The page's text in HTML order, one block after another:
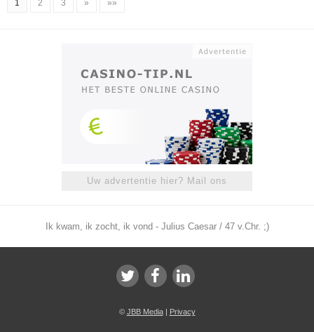
1 2 3 » »»
Uw advertentie hier? Mail ons
Ik kwam, ik zocht, ik vond - Julius Caesar / 47 v.Chr. ;)
© JBB Media| Privacy